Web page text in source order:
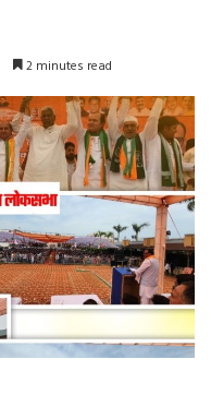
2 minutes read